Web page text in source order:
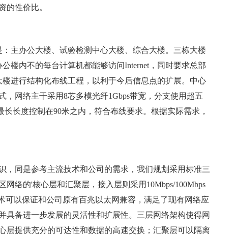
的性价比。
办公大楼、试验检测中心大楼、综合大楼。三栋大楼
楼内不的每台计算机都能够访问Internet，同时要求总部
进行结构化布线工程，以利于今后信息点的扩展。中心
网络主干采用8芯多模光纤1Gbps带宽，分支使用超五
长度控制在90米之内，符合布线要求。根据实际需求，
同是参考主流技术和公司的需求，我们规划采用标准三
络的'核心层和汇聚层，接入层则采用10Mbps/100Mbps
可以保证和公司原有百兆以太网兼容，满足了现有网络应
具备进一步发展的灵活性和扩展性。三层网络架构使得网
层提供充分的可达性和数据的高速交换；汇聚层可以隔离